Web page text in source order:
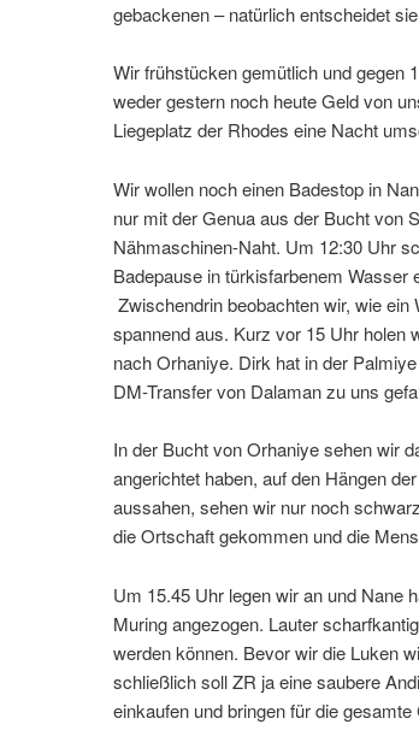
gebackenen – natürlich entscheidet
Wir frühstücken gemütlich und gegen
weder gestern noch heute Geld von
Liegeplatz der Rhodes eine Nacht
Wir wollen noch einen Badestop in
nur mit der Genua aus der Bucht von
Nähmaschinen-Naht. Um 12:30 Uhr
Badepause in türkisfarbenem Wasser
Zwischendrin beobachten wir, wie
spannend aus. Kurz vor 15 Uhr holen
nach Orhaniye. Dirk hat in der
DM-Transfer von Dalaman zu uns
In der Bucht von Orhaniye sehen wir
angerichtet haben, auf den Hängen
aussahen, sehen wir nur noch
die Ortschaft gekommen und die
Um 15.45 Uhr legen wir an und Nane
Muring angezogen. Lauter
werden können. Bevor wir die Luken
schließlich soll ZR ja eine saubere
einkaufen und bringen für die